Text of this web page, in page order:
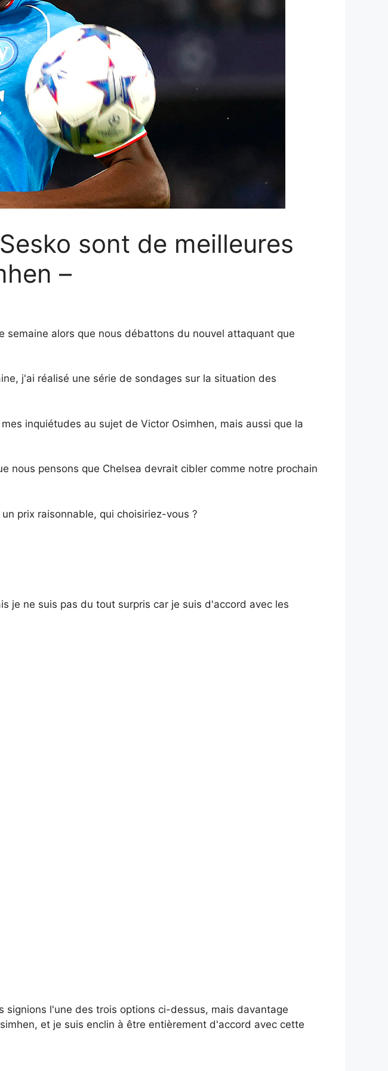
sont de meilleures
–
alors que nous débattons du nouvel attaquant que
j'ai réalisé une série de sondages sur la situation des
inquiétudes au sujet de Victor Osimhen, mais aussi que la
nous pensons que Chelsea devrait cibler comme notre prochain
prix raisonnable, qui choisiriez-vous ?
je ne suis pas du tout surpris car je suis d'accord avec les
l'une des trois options ci-dessus, mais davantage
et je suis enclin à être entièrement d'accord avec cette